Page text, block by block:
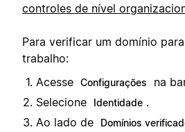
controles de nível
Para verificar um domínio
trabalho:
Acesse Configurações
na
Selecione
Identidade .
Ao lado de
Domínios